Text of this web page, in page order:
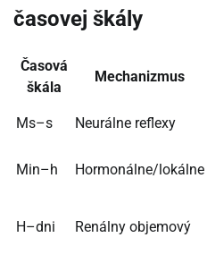
časovej škály
Časová
škála
Mechanizmus
Ms–s Neurálne reflexy
Min–h Hormonálne/lokálne
H–dni Renálny objemový